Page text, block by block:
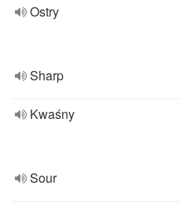
Ostry
Sharp
Kwaśny
Sour